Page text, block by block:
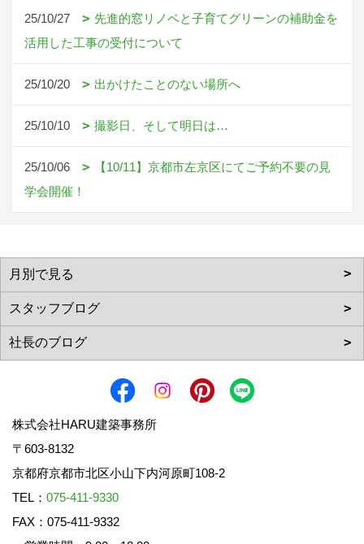
25/10/27
先進的窓リノベと子育てグリーンの補助金を
活用した工事の受付について
25/10/20 出かけたことのない場所へ
25/10/10 撮影日、そして明日は…
25/10/06
【10/11】京都市左京区にてご予約不要の見
学会開催！
株式会社HARU建築事務所
〒603-8132
京都府京都市北区小山下内河原町108-2
TEL： 075-411-9330
FAX：075-411-9332